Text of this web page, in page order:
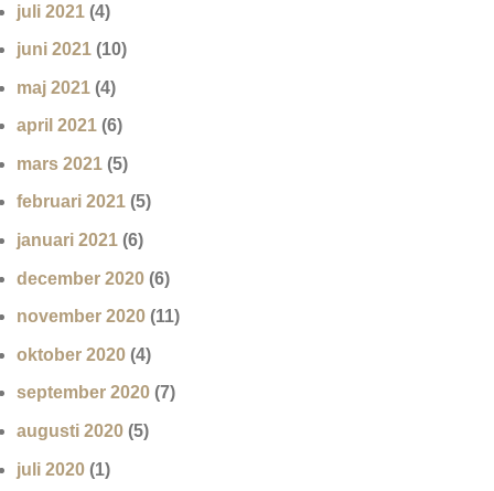
juli 2021 (4)
juni 2021 (10)
maj 2021 (4)
april 2021 (6)
mars 2021 (5)
februari 2021 (5)
januari 2021 (6)
december 2020 (6)
november 2020 (11)
oktober 2020 (4)
september 2020 (7)
augusti 2020 (5)
juli 2020 (1)